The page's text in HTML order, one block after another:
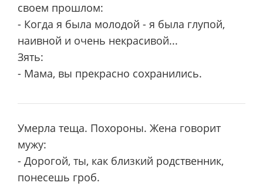
своем прошлом:
- Когда я была молодой - я была глупой,
наивной и очень некрасивой...
Зять:
- Мама, вы прекрасно сохранились.
Умерла теща. Похороны. Жена говорит
мужу:
- Дорогой, ты, как близкий родственник,
понесешь гроб.